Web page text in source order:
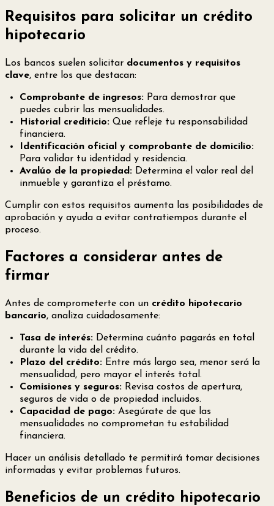
Requisitos para solicitar un crédito
hipotecario
Los bancos suelen solicitar documentos y requisitos
clave, entre los que destacan:
Comprobante de ingresos: Para demostrar que
puedes cubrir las mensualidades.
Historial crediticio: Que refleje tu responsabilidad
financiera.
Identificación oficial y comprobante de domicilio:
Para validar tu identidad y residencia.
Avalúo de la propiedad: Determina el valor real del
inmueble y garantiza el préstamo.
Cumplir con estos requisitos aumenta las posibilidades de
aprobación y ayuda a evitar contratiempos durante el
proceso.
Factores a considerar antes de
firmar
Antes de comprometerte con un crédito hipotecario
bancario, analiza cuidadosamente:
Tasa de interés: Determina cuánto pagarás en total
durante la vida del crédito.
Plazo del crédito: Entre más largo sea, menor será la
mensualidad, pero mayor el interés total.
Comisiones y seguros: Revisa costos de apertura,
seguros de vida o de propiedad incluidos.
Capacidad de pago: Asegúrate de que las
mensualidades no comprometan tu estabilidad
financiera.
Hacer un análisis detallado te permitirá tomar decisiones
informadas y evitar problemas futuros.
Beneficios de un crédito hipotecario